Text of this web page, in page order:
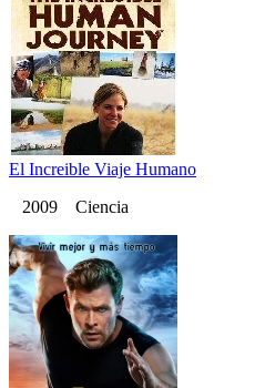
El Increible Viaje Humano
2009 Ciencia